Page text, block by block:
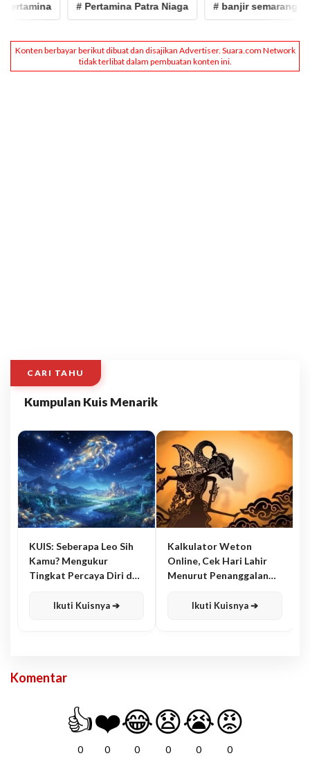
# Pertamina Patra Niaga # banjir semarang
CARI TAHU
Kumpulan Kuis Menarik
KUIS: Seberapa Leo Sih
Kamu? Mengukur
Tingkat Percaya Diri dan
Ikuti Kuisnya ➔
Kalkulator Weton
Online, Cek Hari Lahir
Menurut Penanggalan
Ikuti Kuisnya ➔
Komentar
👍
0
❤️
0
😂
0
😧
0
😭
0
😡
0